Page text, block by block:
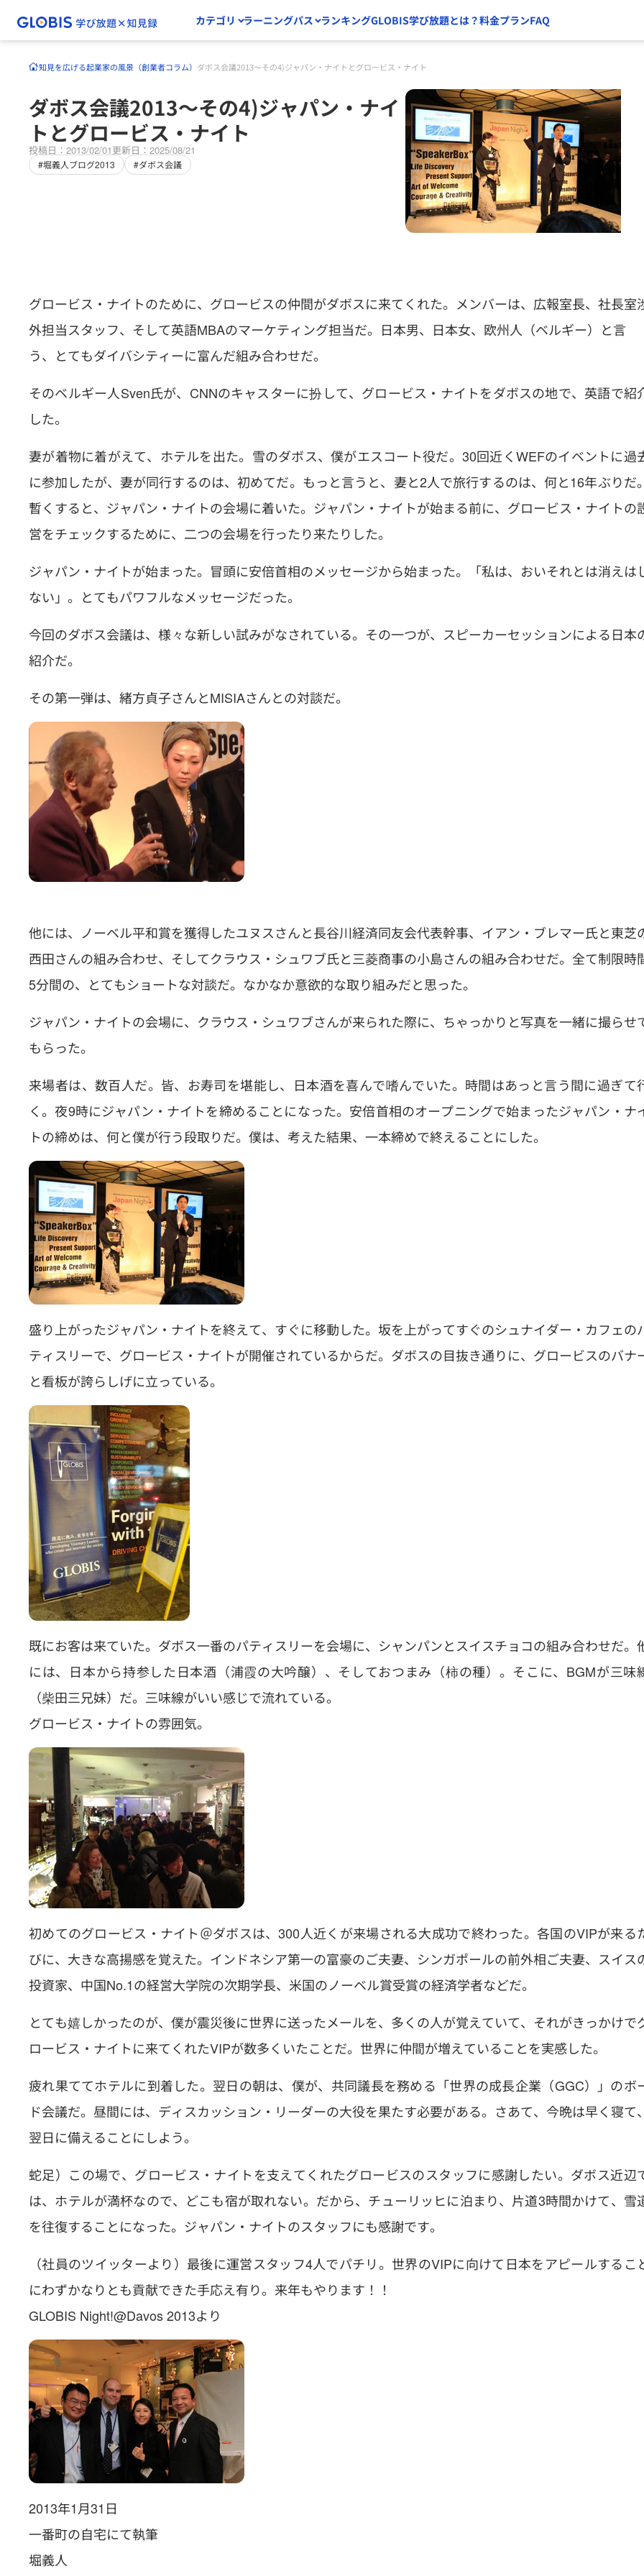
カテゴリ ラーニングパス ランキングGLOBIS学び放題とは？料金プランFAQ
知見を広げる起業家の風景（創業者コラム） ダボス会議2013～その4)ジャパン・ナイトとグロービス・ナイト
ダボス会議2013～その4)ジャパン・ナイ
トとグロービス・ナイト
投稿日：2013/02/01更新日：2025/08/21
#堀義人ブログ2013 #ダボス会議
グロービス・ナイトのために、グロービスの仲間がダボスに来てくれた。メンバーは、広報室長、社長室
外担当スタッフ、そして英語MBAのマーケティング担当だ。日本男、日本女、欧州人（ベルギー）と言
う、とてもダイバシティーに富んだ組み合わせだ。
そのベルギー人Sven氏が、CNNのキャスターに扮して、グロービス・ナイトをダボスの地で、英語で紹
した。
妻が着物に着がえて、ホテルを出た。雪のダボス、僕がエスコート役だ。30回近くWEFのイベントに過
に参加したが、妻が同行するのは、初めてだ。もっと言うと、妻と2人で旅行するのは、何と16年ぶりだ
暫くすると、ジャパン・ナイトの会場に着いた。ジャパン・ナイトが始まる前に、グロービス・ナイトの
営をチェックするために、二つの会場を行ったり来たりした。
ジャパン・ナイトが始まった。冒頭に安倍首相のメッセージから始まった。「私は、おいそれとは消えは
ない」。とてもパワフルなメッセージだった。
今回のダボス会議は、様々な新しい試みがなされている。その一つが、スピーカーセッションによる日本
紹介だ。
その第一弾は、緒方貞子さんとMISIAさんとの対談だ。
他には、ノーベル平和賞を獲得したユヌスさんと長谷川経済同友会代表幹事、イアン・ブレマー氏と東芝
西田さんの組み合わせ、そしてクラウス・シュワブ氏と三菱商事の小島さんの組み合わせだ。全て制限時
5分間の、とてもショートな対談だ。なかなか意欲的な取り組みだと思った。
ジャパン・ナイトの会場に、クラウス・シュワブさんが来られた際に、ちゃっかりと写真を一緒に撮らせ
もらった。
来場者は、数百人だ。皆、お寿司を堪能し、日本酒を喜んで嗜んでいた。時間はあっと言う間に過ぎて
く。夜9時にジャパン・ナイトを締めることになった。安倍首相のオープニングで始まったジャパン・ナ
トの締めは、何と僕が行う段取りだ。僕は、考えた結果、一本締めで終えることにした。
盛り上がったジャパン・ナイトを終えて、すぐに移動した。坂を上がってすぐのシュナイダー・カフェの
ティスリーで、グロービス・ナイトが開催されているからだ。ダボスの目抜き通りに、グロービスのバナ
と看板が誇らしげに立っている。
既にお客は来ていた。ダボス一番のパティスリーを会場に、シャンパンとスイスチョコの組み合わせだ。
には、日本から持参した日本酒（浦霞の大吟醸）、そしておつまみ（柿の種）。そこに、BGMが三味
（柴田三兄妹）だ。三味線がいい感じで流れている。
グロービス・ナイトの雰囲気。
初めてのグロービス・ナイト＠ダボスは、300人近くが来場される大成功で終わった。各国のVIPが来る
びに、大きな高揚感を覚えた。インドネシア第一の富豪のご夫妻、シンガポールの前外相ご夫妻、スイス
投資家、中国No.1の経営大学院の次期学長、米国のノーベル賞受賞の経済学者などだ。
とても嬉しかったのが、僕が震災後に世界に送ったメールを、多くの人が覚えていて、それがきっかけで
ロービス・ナイトに来てくれたVIPが数多くいたことだ。世界に仲間が増えていることを実感した。
疲れ果ててホテルに到着した。翌日の朝は、僕が、共同議長を務める「世界の成長企業（GGC）」のボ
ド会議だ。昼間には、ディスカッション・リーダーの大役を果たす必要がある。さあて、今晩は早く寝て
翌日に備えることにしよう。
蛇足）この場で、グロービス・ナイトを支えてくれたグロービスのスタッフに感謝したい。ダボス近辺
は、ホテルが満杯なので、どこも宿が取れない。だから、チューリッヒに泊まり、片道3時間かけて、雪
を往復することになった。ジャパン・ナイトのスタッフにも感謝です。
（社員のツイッターより）最後に運営スタッフ4人でパチリ。世界のVIPに向けて日本をアピールするこ
にわずかなりとも貢献できた手応え有り。来年もやります！！
GLOBIS Night!@Davos 2013より
2013年1月31日
一番町の自宅にて執筆
堀義人